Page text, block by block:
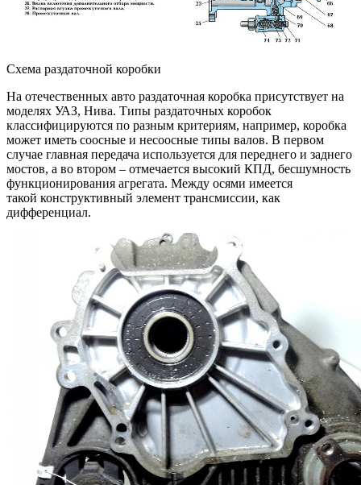
Схема раздаточной коробки
На отечественных авто раздаточная коробка присутствует на
моделях УАЗ, Нива. Типы раздаточных коробок
классифицируются по разным критериям, например, коробка
может иметь соосные и несоосные типы валов. В первом
случае главная передача используется для переднего и заднего
мостов, а во втором – отмечается высокий КПД, бесшумность
функционирования агрегата. Между осями имеется
такой конструктивный элемент трансмиссии, как
дифференциал.